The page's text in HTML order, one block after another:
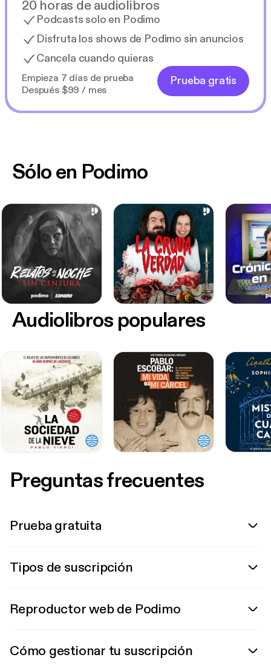
20 horas de audiolibros
Podcasts solo en Podimo
Disfruta los shows de Podimo sin anuncios
Cancela cuando quieras
Empieza 7 días de prueba
Después $99 / mes
Prueba gratis
Sólo en Podimo
Audiolibros populares
Preguntas frecuentes
Prueba gratuita
Tipos de suscripción
Reproductor web de Podimo
Cómo gestionar tu suscripción